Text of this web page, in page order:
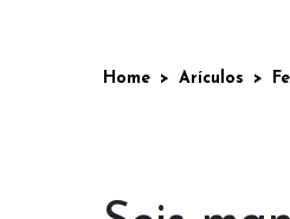
Home Arículos